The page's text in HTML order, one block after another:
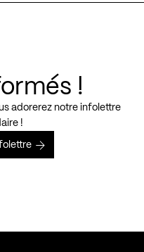
!
adorerez notre infolettre
!